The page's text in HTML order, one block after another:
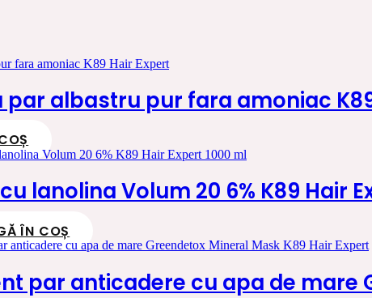
albastru pur fara amoniac
lanolina Volum 20 6% K89 Hair
ÎN COȘ
par anticadere cu apa de mare